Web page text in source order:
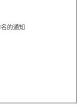
的通知